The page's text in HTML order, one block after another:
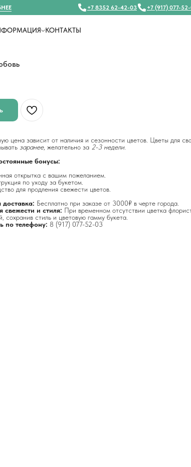
+7 8352 62-42-03 +7 (917) 077-
КОНТАКТЫ
цена зависит от наличия и сезонности цветов. Цветы для
заранее, желательно за 2-3 недели.
бонусы:
открытка с вашим пожеланием.
по уходу за букетом.
для продления свежести цветов.
доставка: Бесплатно при заказе от 3000₽ в черте города.
свежести и стиля: При временном отсутствии цветка
сохранив стиль и цветовую гамму букета.
по телефону: 8 (917) 077-52-03